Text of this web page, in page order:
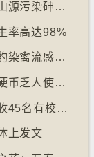
【十万八千里】阿根廷北部水源受火山源污染砷含量超标
率高达98%
【十万八千里】南极海豹及澳洲象海豹染禽流感病毒恐扩散
【十万八千里】电子支付普及令多国硬币乏人使用甚至停产
【十万八千里】韩国六所顶尖大学拒收45名有校园暴力纪录者入学
上发文